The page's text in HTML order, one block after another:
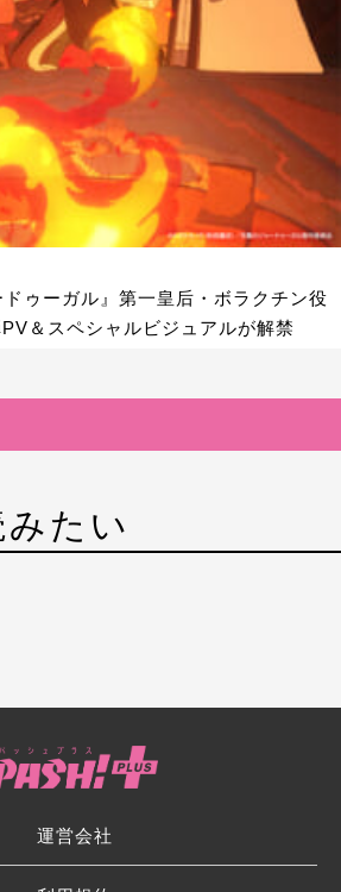
ゥーガル』第一皇后・ボラクチン役
＆スペシャルビジュアルが解禁
たい
運営会社